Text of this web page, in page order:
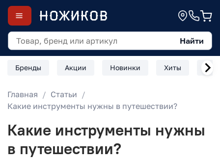
Найти
Бренды Акции Новинки Хиты
Главная
Статьи
Какие инструменты нужны в путешествии?
Какие инструменты нужны
в путешествии?